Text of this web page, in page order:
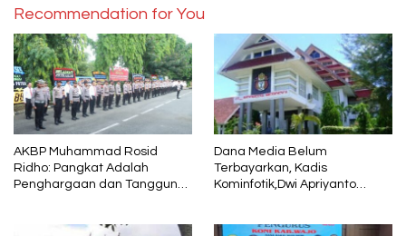
Recommendation for You
AKBP Muhammad Rosid
Ridho: Pangkat Adalah
Penghargaan dan Tanggung
Dana Media Belum
Terbayarkan, Kadis
Kominfotik,Dwi Apriyanto